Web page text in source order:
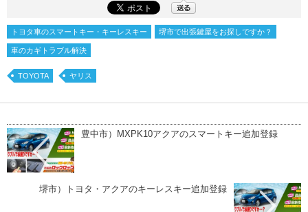
トヨタ車のスマートキー・キーレスキー 堺市で出張鍵屋をお探しですか？
車のカギトラブル解決
TOYOTA ヤリス
豊中市）MXPK10アクアのスマートキー追加登録
堺市）トヨタ・アクアのキーレスキー追加登録